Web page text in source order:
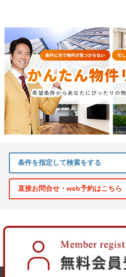
条件を指定して検索をする
直接お問合せ・web予約はこちら